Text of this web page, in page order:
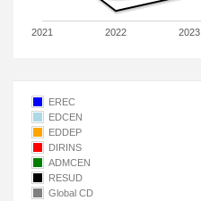
2021 2022 2023
EREC
EDCEN
EDDEP
DIRINS
ADMCEN
RESUD
Global CD